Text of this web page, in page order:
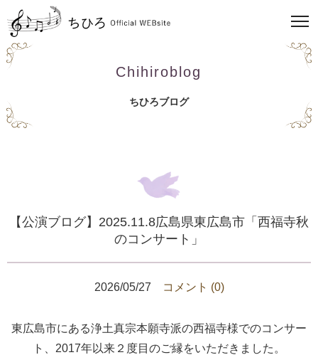
Chihiroblog
ちひろブログ
【公演ブログ】2025.11.8広島県東広島市「西福寺秋
のコンサート」
2026/05/27 コメント (0)
東広島市にある浄土真宗本願寺派の西福寺様でのコンサー
ト、2017年以来２度目のご縁をいただきました。